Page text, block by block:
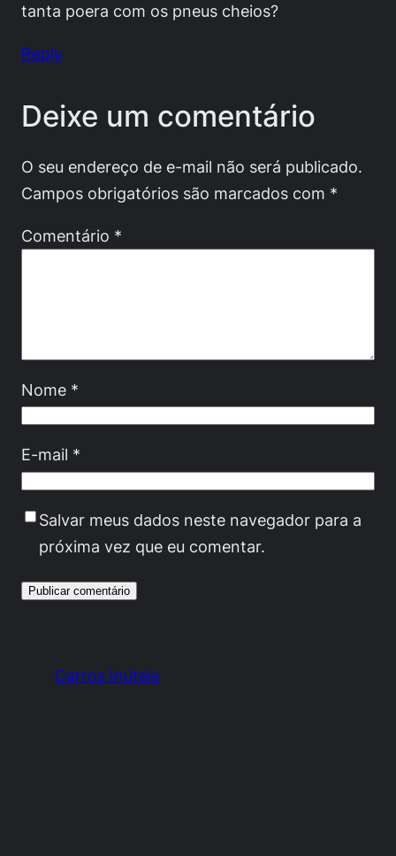
tanta poera com os pneus cheios?
Reply
Deixe um comentário
O seu endereço de e-mail não será publicado.
Campos obrigatórios são marcados com *
Comentário *
Nome *
E-mail *
Salvar meus dados neste navegador para a
próxima vez que eu comentar.
Carros Inúteis